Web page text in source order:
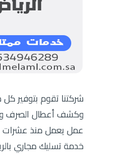
شركتنا تقوم بتوفير
وكشف أعطال الصرف
عمل يعمل منذ عشرات
خدمة تسليك مجاري